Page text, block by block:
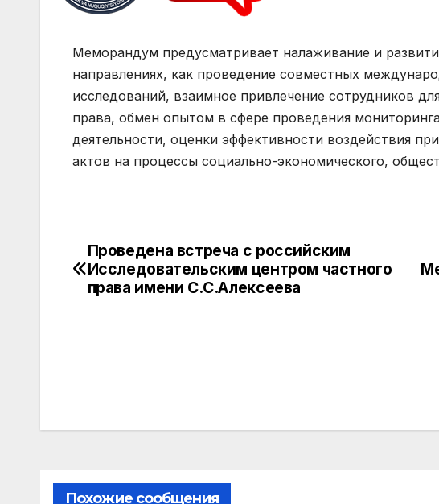
Меморандум предусматривает налаживание и
направлениях, как проведение совместных
исследований, взаимное привлечение сотрудников
права, обмен опытом в сфере проведения
деятельности, оценки эффективности воздействия
актов на процессы социально-экономического,
Навигация
по
Проведена встреча с российским
Исследовательским центром частного
права имени С.С.Алексеева
Похожие сообщения